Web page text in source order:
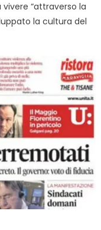
“attraverso la
la cultura del